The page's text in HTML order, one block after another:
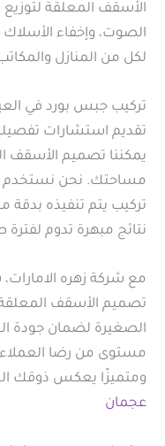
الأسقف المعلقة
الصوت، وإخفاء الأسلاك
لكل من المنازل
تركيب جبس بورد في
تقديم استشارات
يمكننا تصميم الأسقف
مساحتك. نحن نستخدم
تركيب يتم تنفيذه
نتائج مبهرة تدوم لفترة
مع شركة زهره
تصميم الأسقف
الصغيرة لضمان جودة
مستوى من رضا
ومتميزًا يعكس ذوقك
عجمان